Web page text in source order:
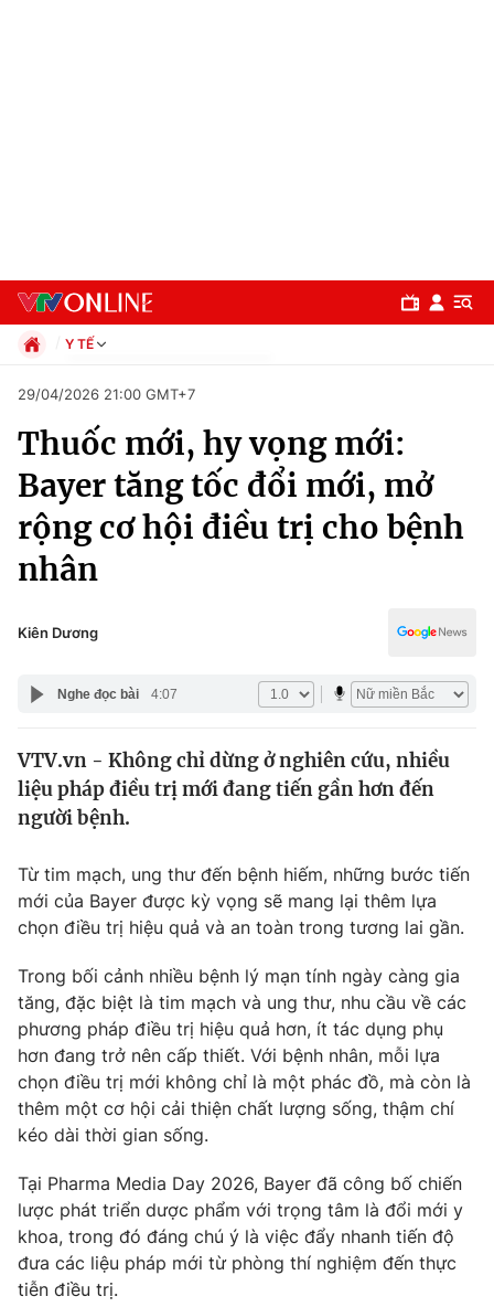
Chuyên mục
Chính trị
Xã hội
Pháp luật
Y tế
Thế giới
Tin tức
Câu chuyện quốc tế
Kinh tế
Tài chính
Thị trường
Dữ liệu và đời sống
Phim VTV
Hậu trường
Nhân vật
Khán giả
Giải sao mai
Giải trí
Điện ảnh
Âm nhạc
Sao
Đời sống
Du lịch
Chất lượng cuộc sống
Giáo dục
Tuyển sinh
Học trực tuyến
Công nghệ
Hitech Công nghệ tương lai
Sản phẩm
Giao lưu trực tuyến
Y TẾ
Xã hội
Pháp luật
Thể thao
Truyền hình
Văn hóa - Giải trí
Y tế
Công nghệ
29/04/2026 21:00 GMT+7
Thuốc mới, hy vọng mới:
Bayer tăng tốc đổi mới, mở
rộng cơ hội điều trị cho bệnh
nhân
Kiên Dương
Nghe đọc bài 4:07
VTV.vn - Không chỉ dừng ở nghiên cứu, nhiều
liệu pháp điều trị mới đang tiến gần hơn đến
người bệnh.
Từ tim mạch, ung thư đến bệnh hiếm, những bước tiến
mới của Bayer được kỳ vọng sẽ mang lại thêm lựa
chọn điều trị hiệu quả và an toàn trong tương lai gần.
Trong bối cảnh nhiều bệnh lý mạn tính ngày càng gia
tăng, đặc biệt là tim mạch và ung thư, nhu cầu về các
phương pháp điều trị hiệu quả hơn, ít tác dụng phụ
hơn đang trở nên cấp thiết. Với bệnh nhân, mỗi lựa
chọn điều trị mới không chỉ là một phác đồ, mà còn là
thêm một cơ hội cải thiện chất lượng sống, thậm chí
kéo dài thời gian sống.
Tại Pharma Media Day 2026, Bayer đã công bố chiến
lược phát triển dược phẩm với trọng tâm là đổi mới y
khoa, trong đó đáng chú ý là việc đẩy nhanh tiến độ
đưa các liệu pháp mới từ phòng thí nghiệm đến thực
tiễn điều trị.